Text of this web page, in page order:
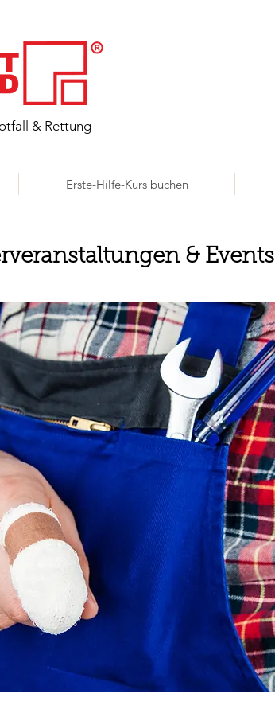
& Rettung
Erste-Hilfe-Kurs buchen
& Events